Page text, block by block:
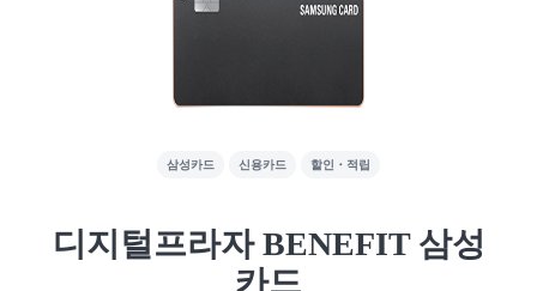
삼성카드 신용카드 할인・적립
디지털프라자 BENEFIT 삼성
카드